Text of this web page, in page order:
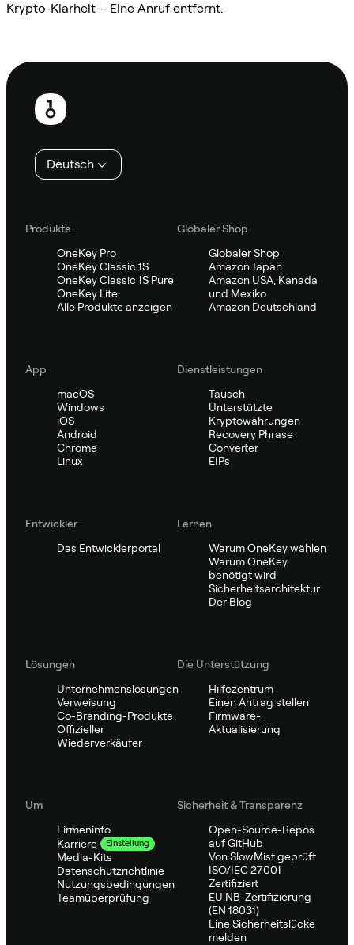
Krypto-Klarheit – Eine Anruf entfernt.
Fußzeile
Deutsch
Produkte
OneKey Pro
OneKey Classic 1S
OneKey Classic 1S Pure
OneKey Lite
Alle Produkte anzeigen
Globaler Shop
Globaler Shop
Amazon Japan
Amazon USA, Kanada
und Mexiko
Amazon Deutschland
App
macOS
Windows
iOS
Android
Chrome
Linux
Dienstleistungen
Tausch
Unterstützte
Kryptowährungen
Recovery Phrase
Converter
EIPs
Entwickler
Das Entwicklerportal
Lernen
Warum OneKey wählen
Warum OneKey
benötigt wird
Sicherheitsarchitektur
Der Blog
Lösungen
Unternehmenslösungen
Verweisung
Co-Branding-Produkte
Offizieller
Wiederverkäufer
Die Unterstützung
Hilfezentrum
Einen Antrag stellen
Firmware-
Aktualisierung
Um
Firmeninfo
Karriere
Einstellung
Media-Kits
Datenschutzrichtlinie
Nutzungsbedingungen
Teamüberprüfung
Sicherheit & Transparenz
Open-Source-Repos
auf GitHub
Von SlowMist geprüft
ISO/IEC 27001
Zertifiziert
EU NB-Zertifizierung
(EN 18031)
Eine Sicherheitslücke
melden